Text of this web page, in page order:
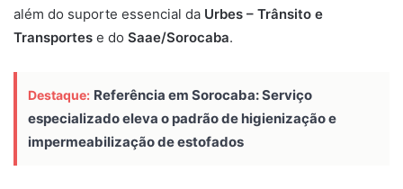
além do suporte essencial da Urbes – Trânsito e
Transportes e do Saae/Sorocaba.
Destaque: Referência em Sorocaba: Serviço
especializado eleva o padrão de higienização e
impermeabilização de estofados